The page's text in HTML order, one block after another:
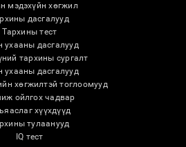
мэдэхүйн хөгжил
дасгалууд
Тархины тест
ухааны дасгалууд
​​тархины сургалт
ухааны дасгалууд
хөгжилтэй тоглоомууд
ойлгох чадвар
хүүхдүүд
тулаанууд
IQ тест